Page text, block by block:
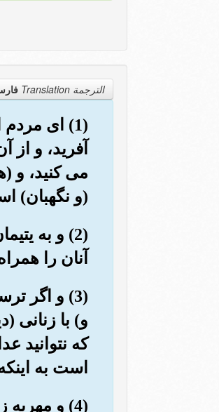
الترجمة Translation
(1) ای
آفرید، و
می کنید، و
(و نگهبان)
(2) و به
آنان را
(3) و اگر
و) با زنانی
که نتوانید
است به
(4) و